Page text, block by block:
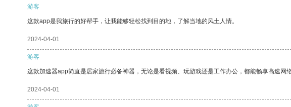
游客
这款app是我旅行的好帮手，让我能够轻松找到目的地，了解当地的风土人情。
2024-04-01
游客
这款加速器app简直是居家旅行必备神器，无论是看视频、玩游戏还是工作办公，都能畅享高速
2024-04-01